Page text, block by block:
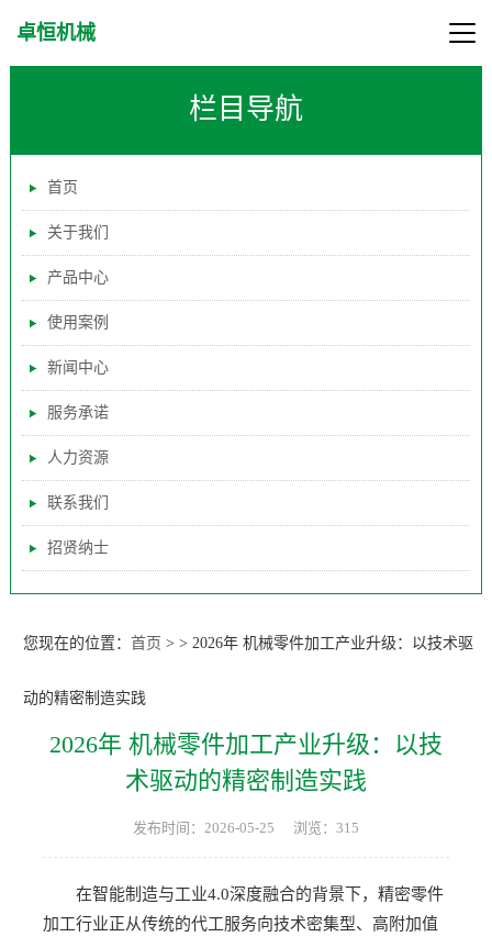
卓恒机械
栏目导航
首页
关于我们
产品中心
使用案例
新闻中心
服务承诺
人力资源
联系我们
招贤纳士
您现在的位置： 首页 > > 2026年 机械零件加工产业升级：以技术驱
动的精密制造实践
2026年 机械零件加工产业升级：以技
术驱动的精密制造实践
发布时间：2026-05-25 浏览：315
在智能制造与工业4.0深度融合的背景下，精密零件
加工行业正从传统的代工服务向技术密集型、高附加值